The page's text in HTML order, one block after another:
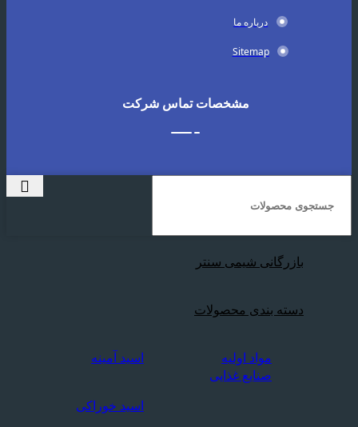
درباره ما
Sitemap
مشخصات تماس شرکت
بازرگانی شیمی سنتر
دسته بندی محصولات
مواد اولیه
صنایع غذایی
اسید آمینه
اسید خوراکی